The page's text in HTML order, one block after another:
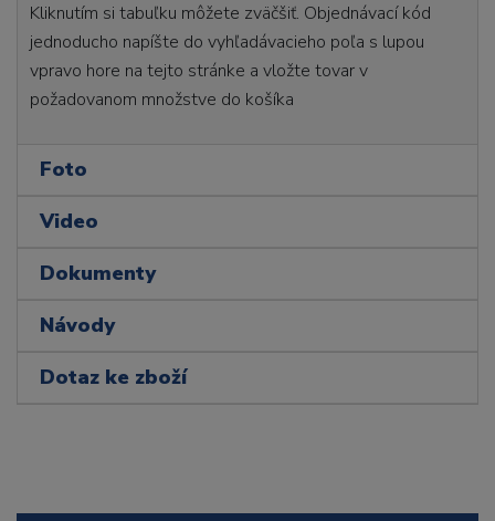
Kliknutím si tabuľku môžete zväčšiť. Objednávací kód
jednoducho napíšte do vyhľadávacieho poľa s lupou
vpravo hore na tejto stránke a vložte tovar v
požadovanom množstve do košíka
Foto
Video
Dokumenty
Návody
Dotaz ke zboží